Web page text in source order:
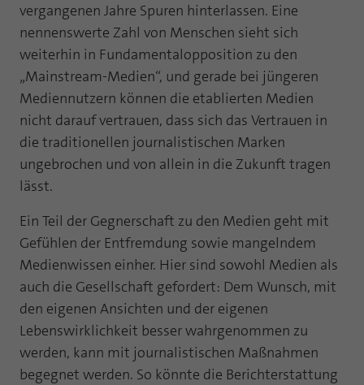
vergangenen Jahre Spuren hinterlassen. Eine
nennenswerte Zahl von Menschen sieht sich
weiterhin in Fundamentalopposition zu den
„Mainstream-Medien“, und gerade bei jüngeren
Mediennutzern können die etablierten Medien
nicht darauf vertrauen, dass sich das Vertrauen in
die traditionellen journalistischen Marken
ungebrochen und von allein in die Zukunft tragen
lässt.
Ein Teil der Gegnerschaft zu den Medien geht mit
Gefühlen der Entfremdung sowie mangelndem
Medienwissen einher. Hier sind sowohl Medien als
auch die Gesellschaft gefordert: Dem Wunsch, mit
den eigenen Ansichten und der eigenen
Lebenswirklichkeit besser wahrgenommen zu
werden, kann mit journalistischen Maßnahmen
begegnet werden. So könnte die Berichterstattung
Laufzeit
Zweck PHPs Standard Sitzungs Identifikation
Anbieter AT INTERNET
Laufzeit 1 Jahr
Zweck
Cookie von AT INTERNET zur Steuerung der
erweiterten Script- und Ereignisbehandlung